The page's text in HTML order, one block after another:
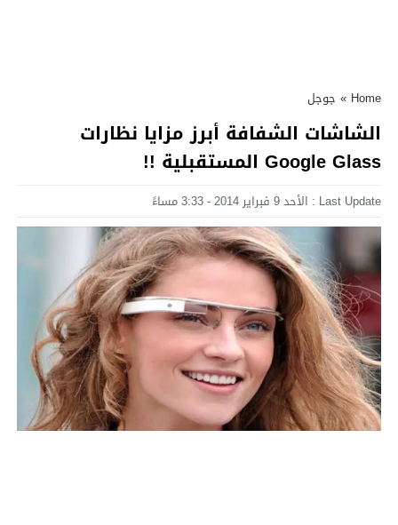
Home
» جوجل
الشاشات الشفافة أبرز مزايا نظارات
Google Glass المستقبلية !!
Last Update : الأحد 9 فبراير 2014 - 3:33 مساءً